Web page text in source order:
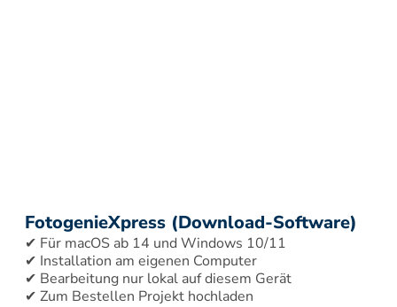
FotogenieXpress (Download-Software)
✔ Für macOS ab 14 und Windows 10/11
✔ Installation am eigenen Computer
✔ Bearbeitung nur lokal auf diesem Gerät
✔ Zum Bestellen Projekt hochladen